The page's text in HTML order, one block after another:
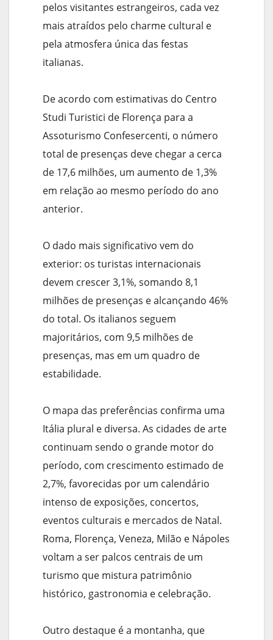
pelos visitantes estrangeiros, cada vez
mais atraídos pelo charme cultural e
pela atmosfera única das festas
italianas.
De acordo com estimativas do Centro
Studi Turistici de Florença para a
Assoturismo Confesercenti, o número
total de presenças deve chegar a cerca
de 17,6 milhões, um aumento de 1,3%
em relação ao mesmo período do ano
anterior.
O dado mais significativo vem do
exterior: os turistas internacionais
devem crescer 3,1%, somando 8,1
milhões de presenças e alcançando 46%
do total. Os italianos seguem
majoritários, com 9,5 milhões de
presenças, mas em um quadro de
estabilidade.
O mapa das preferências confirma uma
Itália plural e diversa. As cidades de arte
continuam sendo o grande motor do
período, com crescimento estimado de
2,7%, favorecidas por um calendário
intenso de exposições, concertos,
eventos culturais e mercados de Natal.
Roma, Florença, Veneza, Milão e Nápoles
voltam a ser palcos centrais de um
turismo que mistura patrimônio
histórico, gastronomia e celebração.
Outro destaque é a montanha, que